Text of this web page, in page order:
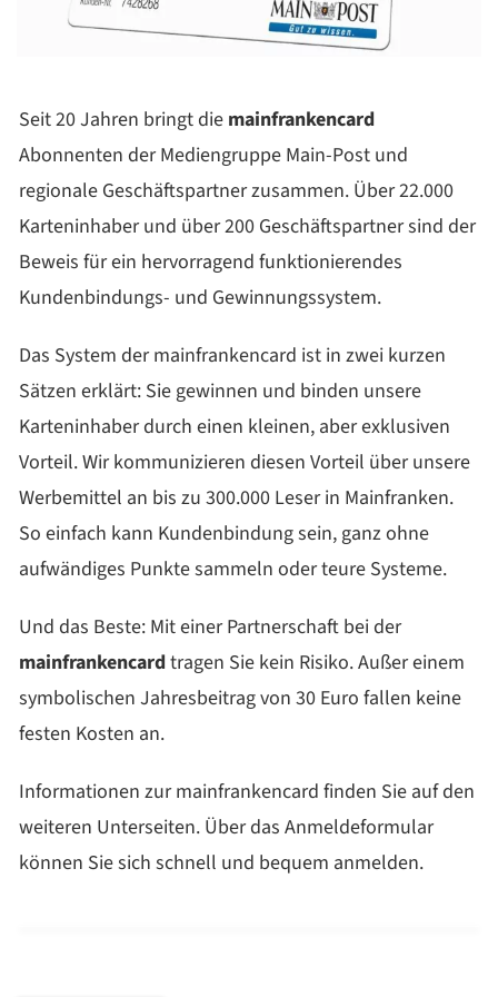
Seit 20 Jahren bringt die mainfrankencard
Abonnenten der Mediengruppe Main-Post und
regionale Geschäftspartner zusammen. Über 22.000
Karteninhaber und über 200 Geschäftspartner sind der
Beweis für ein hervorragend funktionierendes
Kundenbindungs- und Gewinnungssystem.
Das System der mainfrankencard ist in zwei kurzen
Sätzen erklärt: Sie gewinnen und binden unsere
Karteninhaber durch einen kleinen, aber exklusiven
Vorteil. Wir kommunizieren diesen Vorteil über unsere
Werbemittel an bis zu 300.000 Leser in Mainfranken.
So einfach kann Kundenbindung sein, ganz ohne
aufwändiges Punkte sammeln oder teure Systeme.
Und das Beste: Mit einer Partnerschaft bei der
mainfrankencardtragen Sie kein Risiko. Außer einem
symbolischen Jahresbeitrag von 30 Euro fallen keine
festen Kosten an.
Informationen zur mainfrankencard finden Sie auf den
weiteren Unterseiten. Über das Anmeldeformular
können Sie sich schnell und bequem anmelden.